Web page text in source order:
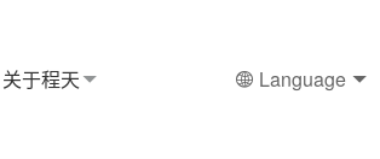
关于程天
Language